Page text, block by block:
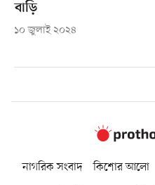
বাড়ি
১০ জুলাই ২০২৪
নাগরিক সংবাদ কিশোর আলো